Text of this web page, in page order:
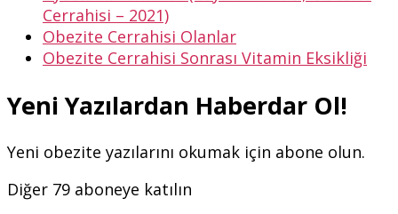
Cerrahisi – 2021)
Obezite Cerrahisi Olanlar
Obezite Cerrahisi Sonrası Vitamin Eksikliği
Yeni Yazılardan Haberdar Ol!
Yeni obezite yazılarını okumak için abone olun.
Diğer 79 aboneye katılın